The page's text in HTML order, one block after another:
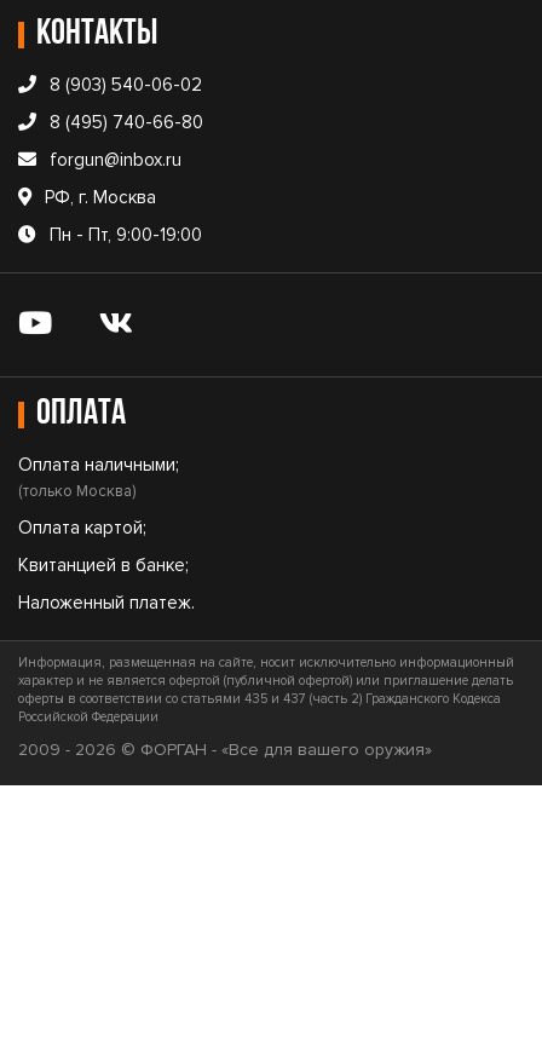
Контакты
8 (903) 540-06-02
8 (495) 740-66-80
forgun@inbox.ru
РФ, г. Москва
Пн - Пт, 9:00-19:00
Оплата
Оплата наличными;
(только Москва)
Оплата картой;
Квитанцией в банке;
Наложенный платеж.
Информация, размещенная на сайте, носит исключительно информационный
характер и не является офертой (публичной офертой) или приглашение делать
оферты в соответствии со статьями 435 и 437 (часть 2) Гражданского Кодекса
Российской Федерации
2009 - 2026 © ФОРГАН - «Все для вашего оружия»